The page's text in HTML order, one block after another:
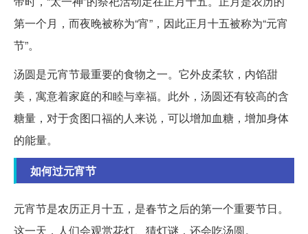
第一个月，而夜晚被称为“宵”，因此正月十五被称为“元宵
节”。
汤圆是元宵节最重要的食物之一。它外皮柔软，内馅甜
美，寓意着家庭的和睦与幸福。此外，汤圆还有较高的含
糖量，对于贪图口福的人来说，可以增加血糖，增加身体
的能量。
如何过元宵节
元宵节是农历正月十五，是春节之后的第一个重要节日。
这一天，人们会观赏花灯、猜灯谜，还会吃汤圆。